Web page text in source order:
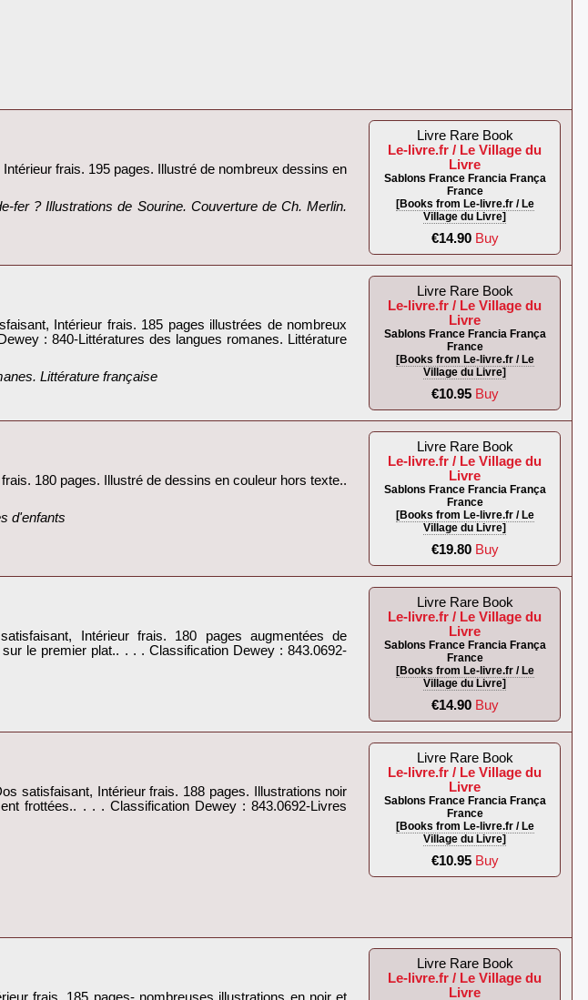
frais. 195 pages. Illustré de nombreux dessins en
fer ? Illustrations de Sourine. Couverture de Ch. Merlin.
Livre Rare Book
Le-livre.fr / Le Village du
Livre
Sablons France Francia França
France
[Books from Le-livre.fr / Le
Village du Livre]
€14.90 Buy
Intérieur frais. 185 pages illustrées de nombreux
: 840-Littératures des langues romanes. Littérature
Littérature française‎
Livre Rare Book
Le-livre.fr / Le Village du
Livre
Sablons France Francia França
France
[Books from Le-livre.fr / Le
Village du Livre]
€10.95 Buy
180 pages. Illustré de dessins en couleur hors texte..
d'enfants‎
Livre Rare Book
Le-livre.fr / Le Village du
Livre
Sablons France Francia França
France
[Books from Le-livre.fr / Le
Village du Livre]
€19.80 Buy
Intérieur frais. 180 pages augmentées de
le premier plat.. . . . Classification Dewey : 843.0692-
Livre Rare Book
Le-livre.fr / Le Village du
Livre
Sablons France Francia França
France
[Books from Le-livre.fr / Le
Village du Livre]
€14.90 Buy
satisfaisant, Intérieur frais. 188 pages. Illustrations noir
frottées.. . . . Classification Dewey : 843.0692-Livres
Livre Rare Book
Le-livre.fr / Le Village du
Livre
Sablons France Francia França
France
[Books from Le-livre.fr / Le
Village du Livre]
€10.95 Buy
Livre Rare Book
Le-livre.fr / Le Village du
Livre